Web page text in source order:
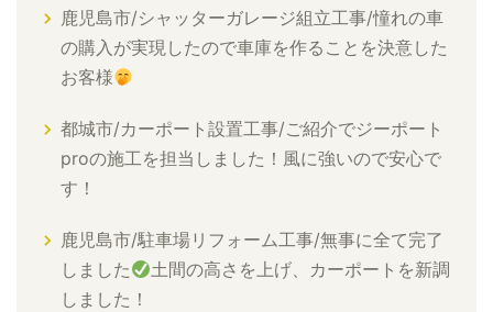
鹿児島市/シャッターガレージ組立工事/憧れの車
の購入が実現したので車庫を作ることを決意した
お客様
都城市/カーポート設置工事/ご紹介でジーポート
proの施工を担当しました！風に強いので安心で
す！
鹿児島市/駐車場リフォーム工事/無事に全て完了
しました
土間の高さを上げ、カーポートを新調
しました！